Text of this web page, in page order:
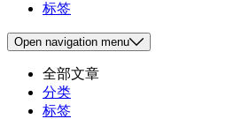
标签
Open navigation menu
全部文章
分类
标签